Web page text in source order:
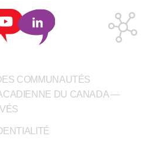
COMMUNAUTÉS
DU CANADA —